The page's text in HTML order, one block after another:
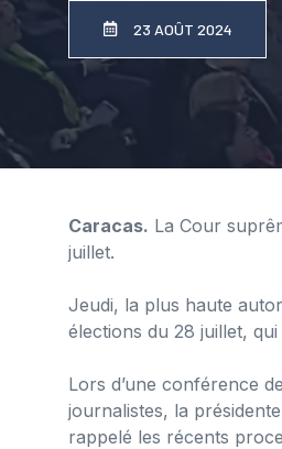
23 AOÛT 2024
Caracas. La Cour
juillet.
Jeudi, la plus haute
élections du 28 juillet,
Lors d’une conférence
journalistes, la
rappelé les récents